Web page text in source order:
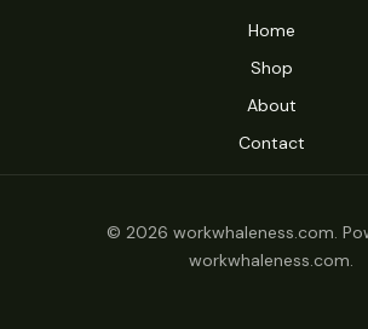
Home
Shop
About
Contact
© 2026 workwhaleness.com.
workwhaleness.com.